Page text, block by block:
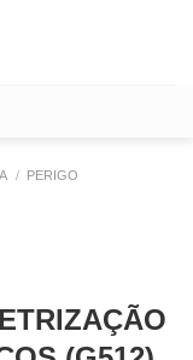
/ PERIGO